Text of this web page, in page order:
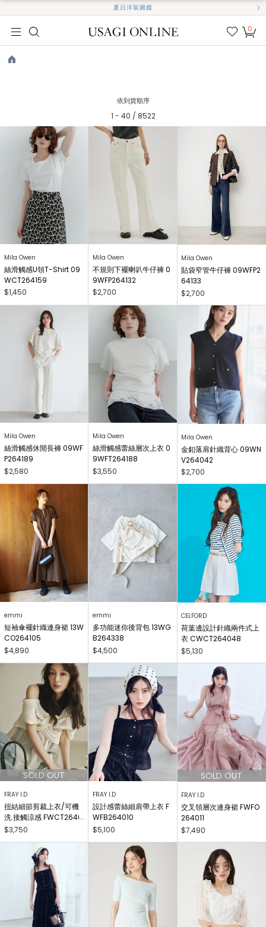
夏日洋裝圖鑑
我的
0
依到貨順序
1 - 40 / 8522
Mila Owen
絲滑觸感U領T-Shirt 09
WCT264159
$1,450
Mila Owen
不規則下襬喇叭牛仔褲 0
9WFP264132
$2,700
Mila Owen
貼袋窄管牛仔褲 09WFP2
64133
$2,700
Mila Owen
絲滑觸感休閒長褲 09WF
P264189
$2,580
Mila Owen
絲滑觸感蕾絲層次上衣 0
9WFT264188
$3,550
Mila Owen
金釦落肩針織背心 09WN
V264042
$2,700
emmi
短袖傘襬針織連身裙 13W
CO264105
$4,890
emmi
多功能迷你後背包 13WG
B264338
$4,500
CELFORD
荷葉邊設計針織兩件式上
衣 CWCT264048
$5,130
FRAY I.D
扭結細節剪裁上衣/可機
洗.接觸涼感 FWCT2640
25
$3,750
FRAY I.D
設計感蕾絲細肩帶上衣 F
WFB264010
$5,100
FRAY I.D
交叉領層次連身裙 FWFO
264011
$7,490